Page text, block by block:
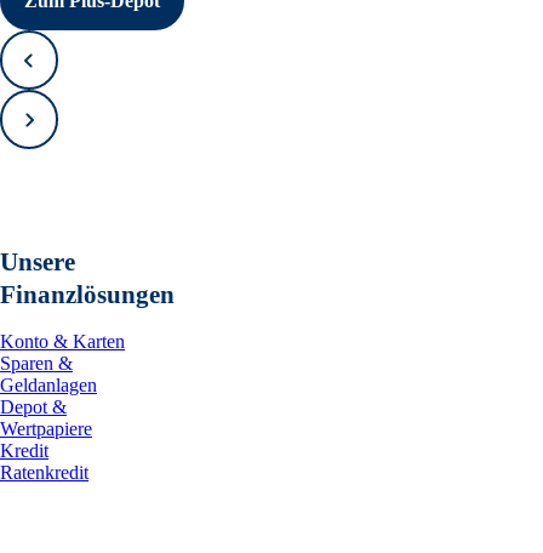
Zurück
Vorwärts
Unsere
Finanzlösungen
Konto & Karten
Sparen &
Geldanlagen
Depot &
Wertpapiere
Kredit
Ratenkredit